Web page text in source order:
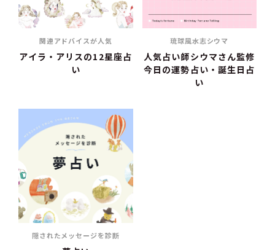
関連アドバイスが人気
アイラ・アリスの12星座占
い
琉球風水志シウマ
人気占い師シウマさん監修
今日の運勢占い・誕生日占
い
隠されたメッセージを診断